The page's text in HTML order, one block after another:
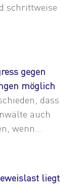
schrittweise
gegen
möglich
dass
auch
wenn...
liegt